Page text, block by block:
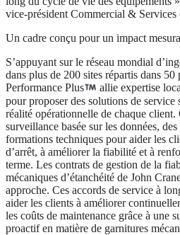
vice-président Commercial & Services
Un cadre conçu pour un impact
S’appuyant sur le réseau mondial
dans plus de 200 sites répartis dans 50
Performance Plus
allie expertise
pour proposer des solutions de service
réalité opérationnelle de chaque client.
surveillance basée sur les données,
formations techniques pour aider les
d’arrêt, à améliorer la fiabilité et à
terme. Les contrats de gestion de la
mécaniques d’étanchéité de John
approche. Ces accords de service à
aider les clients à améliorer
les coûts de maintenance grâce à une
proactif en matière de garnitures